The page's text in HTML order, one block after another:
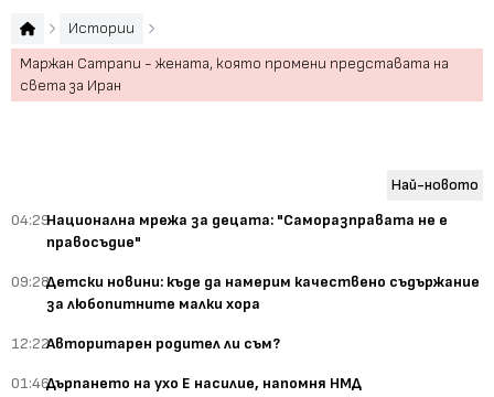
Истории
Маржан Сатрапи - жената, която промени представата на
света за Иран
Най-новото
04:29Национална мрежа за децата: "Саморазправата не е
правосъдие"
09:28Детски новини: къде да намерим качествено съдържание
за любопитните малки хора
12:22Авторитарен родител ли съм?
01:46Дърпането на ухо Е насилие, напомня НМД